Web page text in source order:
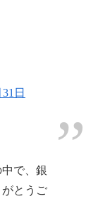
日
で、銀
とうご